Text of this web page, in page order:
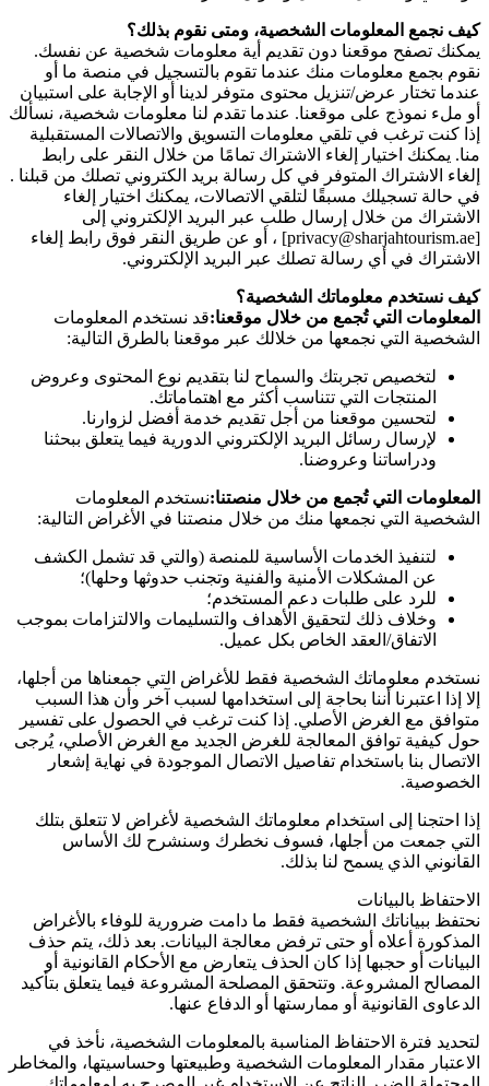
كيف نجمع المعلومات الشخصية، ومتى نقوم بذلك؟
يمكنك تصفح موقعنا دون تقديم أية معلومات شخصية عن نفسك.
نقوم بجمع معلومات منك عندما تقوم بالتسجيل في منصة ما أو
عندما تختار عرض/تنزيل محتوى متوفر لدينا أو الإجابة على استبيان
أو ملء نموذج على موقعنا. عندما تقدم لنا معلومات شخصية، نسألك
إذا كنت ترغب في تلقي معلومات التسويق والاتصالات المستقبلية
منا. يمكنك اختيار إلغاء الاشتراك تمامًا من خلال النقر على رابط
إلغاء الاشتراك المتوفر في كل رسالة بريد الكتروني تصلك من قبلنا .
في حالة تسجيلك مسبقًا لتلقي الاتصالات، يمكنك اختيار إلغاء
الاشتراك من خلال إرسال طلب عبر البريد الإلكتروني إلى
[privacy@sharjahtourism.ae] ، أو عن طريق النقر فوق رابط إلغاء
الاشتراك في أي رسالة تصلك عبر البريد الإلكتروني.
كيف نستخدم معلوماتك الشخصية؟
المعلومات التي تُجمع من خلال موقعنا:قد نستخدم المعلومات
الشخصية التي نجمعها من خلالك عبر موقعنا بالطرق التالية:
لتخصيص تجربتك والسماح لنا بتقديم نوع المحتوى وعروض
المنتجات التي تتناسب أكثر مع اهتماماتك.
لتحسين موقعنا من أجل تقديم خدمة أفضل لزوارنا.
لإرسال رسائل البريد الإلكتروني الدورية فيما يتعلق ببحثنا
ودراساتنا وعروضنا.
المعلومات التي تُجمع من خلال منصتنا:نستخدم المعلومات
الشخصية التي نجمعها منك من خلال منصتنا في الأغراض التالية:
لتنفيذ الخدمات الأساسية للمنصة (والتي قد تشمل الكشف
عن المشكلات الأمنية والفنية وتجنب حدوثها وحلها)؛
للرد على طلبات دعم المستخدم؛
وخلاف ذلك لتحقيق الأهداف والتسليمات والالتزامات بموجب
الاتفاق/العقد الخاص بكل عميل.
نستخدم معلوماتك الشخصية فقط للأغراض التي جمعناها من أجلها،
إلا إذا اعتبرنا أننا بحاجة إلى استخدامها لسبب آخر وأن هذا السبب
متوافق مع الغرض الأصلي. إذا كنت ترغب في الحصول على تفسير
حول كيفية توافق المعالجة للغرض الجديد مع الغرض الأصلي، يُرجى
الاتصال بنا باستخدام تفاصيل الاتصال الموجودة في نهاية إشعار
الخصوصية.
إذا احتجنا إلى استخدام معلوماتك الشخصية لأغراض لا تتعلق بتلك
التي جمعت من أجلها، فسوف نخطرك وسنشرح لك الأساس
القانوني الذي يسمح لنا بذلك.
الاحتفاظ بالبيانات
نحتفظ ببياناتك الشخصية فقط ما دامت ضرورية للوفاء بالأغراض
المذكورة أعلاه أو حتى ترفض معالجة البيانات. بعد ذلك، يتم حذف
البيانات أو حجبها إذا كان الحذف يتعارض مع الأحكام القانونية أو
المصالح المشروعة. وتتحقق المصلحة المشروعة فيما يتعلق بتأكيد
الدعاوى القانونية أو ممارستها أو الدفاع عنها.
لتحديد فترة الاحتفاظ المناسبة بالمعلومات الشخصية، نأخذ في
الاعتبار مقدار المعلومات الشخصية وطبيعتها وحساسيتها، والمخاطر